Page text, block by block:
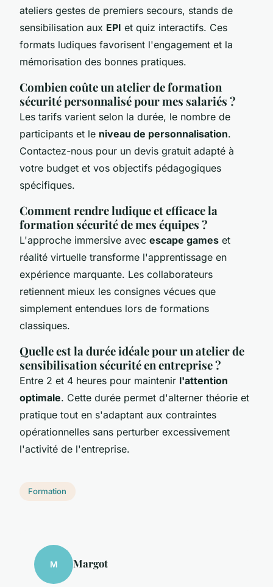
ateliers gestes de premiers secours, stands de
sensibilisation aux EPI et quiz interactifs. Ces
formats ludiques favorisent l'engagement et la
mémorisation des bonnes pratiques.
Combien coûte un atelier de formation
sécurité personnalisé pour mes salariés ?
Les tarifs varient selon la durée, le nombre de
participants et le niveau de personnalisation.
Contactez-nous pour un devis gratuit adapté à
votre budget et vos objectifs pédagogiques
spécifiques.
Comment rendre ludique et efficace la
formation sécurité de mes équipes ?
L'approche immersive avec escape games et
réalité virtuelle transforme l'apprentissage en
expérience marquante. Les collaborateurs
retiennent mieux les consignes vécues que
simplement entendues lors de formations
classiques.
Quelle est la durée idéale pour un atelier de
sensibilisation sécurité en entreprise ?
Entre 2 et 4 heures pour maintenir l'attention
optimale. Cette durée permet d'alterner théorie et
pratique tout en s'adaptant aux contraintes
opérationnelles sans perturber excessivement
l'activité de l'entreprise.
Formation
M Margot